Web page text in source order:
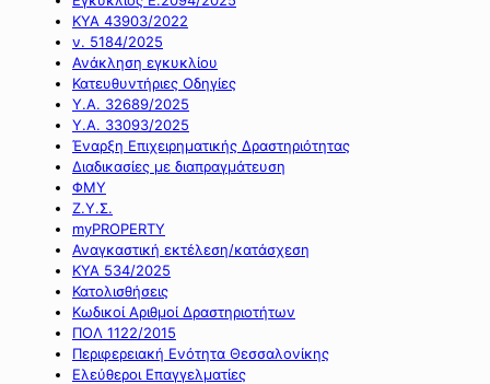
ΚΥΑ 43903/2022
ν. 5184/2025
Ανάκληση εγκυκλίου
Κατευθυντήριες Οδηγίες
Υ.Α. 32689/2025
Υ.Α. 33093/2025
Έναρξη Επιχειρηματικής Δραστηριότητας
Διαδικασίες με διαπραγμάτευση
ΦΜΥ
Ζ.Υ.Σ.
myPROPERTY
Αναγκαστική εκτέλεση/κατάσχεση
ΚΥΑ 534/2025
Κατολισθήσεις
Κωδικοί Αριθμοί Δραστηριοτήτων
ΠΟΛ 1122/2015
Περιφερειακή Ενότητα Θεσσαλονίκης
Ελεύθεροι Επαγγελματίες